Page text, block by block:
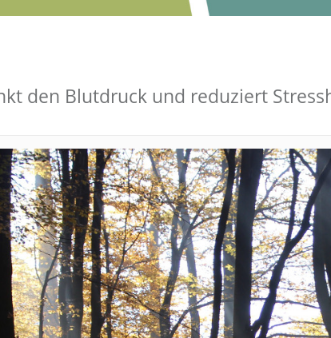
den Blutdruck und reduziert